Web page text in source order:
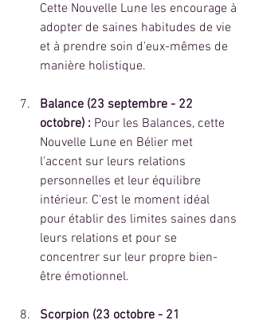
Cette Nouvelle Lune les encourage à
adopter de saines habitudes de vie
et à prendre soin d'eux-mêmes de
manière holistique.
Balance (23 septembre - 22
octobre) : Pour les Balances, cette
Nouvelle Lune en Bélier met
l'accent sur leurs relations
personnelles et leur équilibre
intérieur. C'est le moment idéal
pour établir des limites saines dans
leurs relations et pour se
concentrer sur leur propre bien-
être émotionnel.
Scorpion (23 octobre - 21